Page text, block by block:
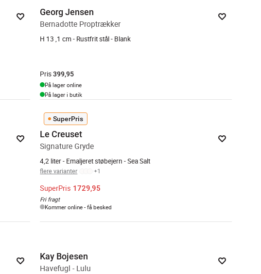
Georg Jensen
Bernadotte Proptrækker
H 13 ,1 cm - Rustfrit stål - Blank
Pris 399,95
På lager online
På lager i butik
SuperPris
Le Creuset
Signature Gryde
4,2 liter - Emaljeret støbejern - Sea Salt
flere varianter +1
SuperPris 1729,95
Fri fragt
Kommer online - få besked
Kay Bojesen
Havefugl - Lulu